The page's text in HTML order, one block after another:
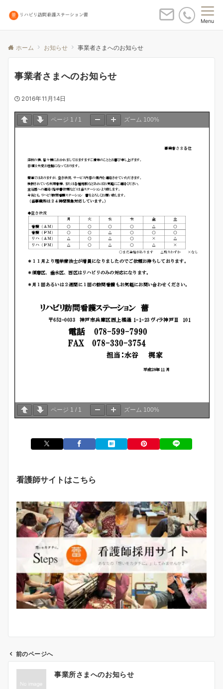
Menu
ホーム お知らせ 事業者さまへのお知らせ
事業者さまへのお知らせ
2016年11月14日
ページ 1 / 1 ズーム 100%
ページ 1 / 1 ズーム 100%
看護師サイトはこちら
前のページへ
事業所さまへのお知らせ